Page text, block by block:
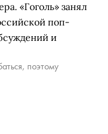
«Гоголь» занял
поп-
и
поэтому